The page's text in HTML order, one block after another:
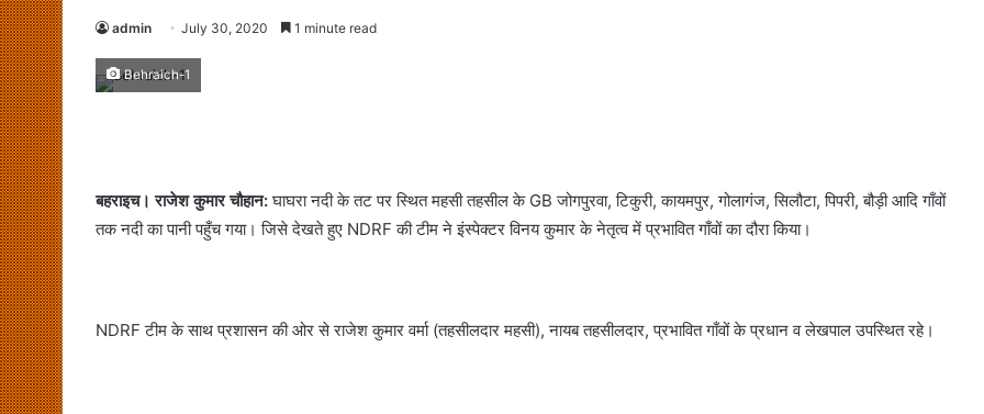
admin July 30, 2020 1 minute read
Behraich-1
बहराइच। राजेश कुमार चौहान:घाघरा नदी के तट पर स्थित महसी तहसील के GB जोगपुरवा, टिकुरी, कायमपुर, गोलागंज, सिलौटा, पिपरी, बौड़ी आदि गाँवों
तक नदी का पानी पहुँच गया। जिसे देखते हुए NDRF की टीम ने इंस्पेक्टर विनय कुमार के नेतृत्व में प्रभावित गाँवों का दौरा किया।
NDRF टीम के साथ प्रशासन की ओर से राजेश कुमार वर्मा (तहसीलदार महसी), नायब तहसीलदार, प्रभावित गाँवों के प्रधान व लेखपाल उपस्थित रहे।